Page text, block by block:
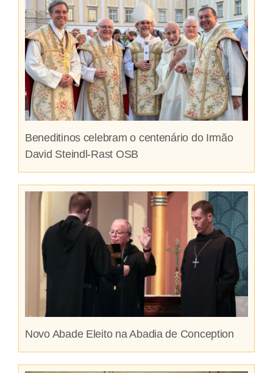
Beneditinos celebram o centenário do Irmão
David Steindl-Rast OSB
Novo Abade Eleito na Abadia de Conception